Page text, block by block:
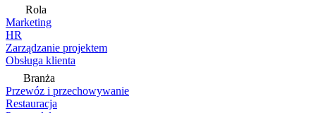
Rola
Marketing
HR
Zarządzanie projektem
Obsługa klienta
Branża
Przewóz i przechowywanie
Restauracja